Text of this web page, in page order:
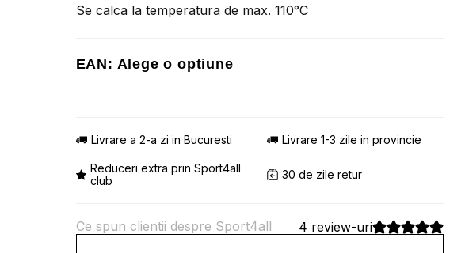
Se calca la temperatura de max. 110°C
EAN: Alege o optiune
Livrare a 2-a zi in Bucuresti Livrare 1-3 zile in provincie
Reduceri extra prin Sport4all
club
30 de zile retur
Ce spun clientii despre Sport4all 4 review-uri